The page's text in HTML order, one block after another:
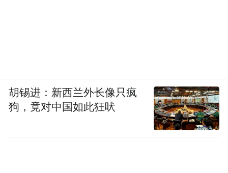
胡锡进：新西兰外长像只疯
狗，竟对中国如此狂吠